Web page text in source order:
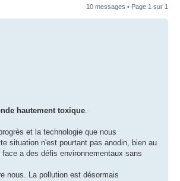
10 messages • Page 1 sur 1
hautement toxique
et la technologie que nous
situation n'est pourtant pas anodin, bien au
a des défis environnementaux sans
nous. La pollution est désormais